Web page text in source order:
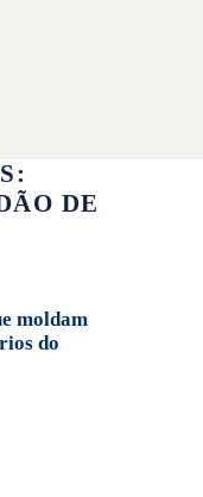
DE
moldam
do